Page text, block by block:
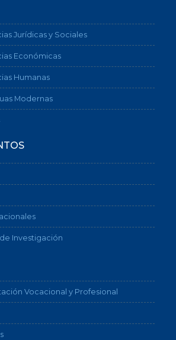
Jurídicas y Sociales
Económicas
Humanas
Modernas
Investigación
Vocacional y Profesional